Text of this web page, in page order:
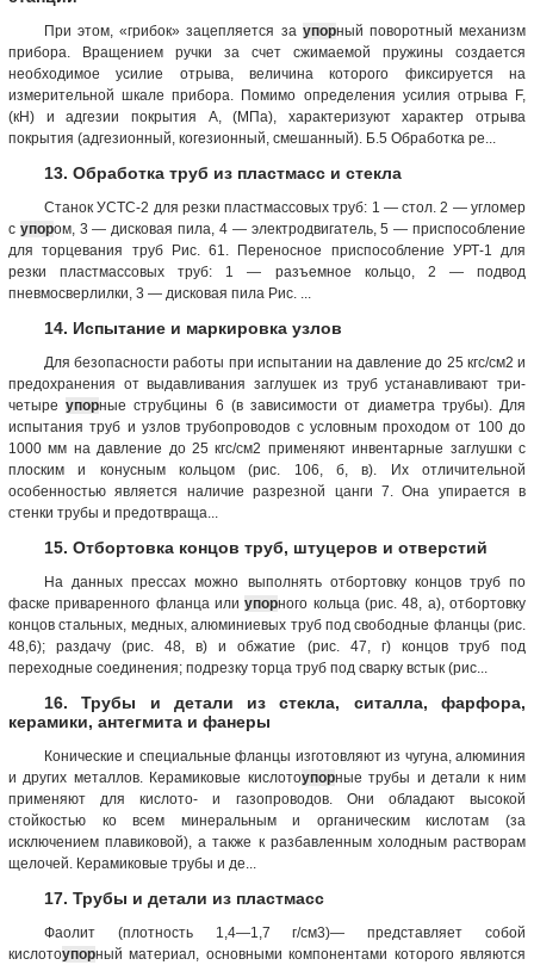
При этом, «грибок» зацепляется за упорный поворотный механизм
прибора. Вращением ручки за счет сжимаемой пружины создается
необходимое усилие отрыва, величина которого фиксируется на
измерительной шкале прибора. Помимо определения усилия отрыва F,
(кН) и адгезии покрытия А, (МПа), характеризуют характер отрыва
покрытия (адгезионный, когезионный, смешанный). Б.5 Обработка ре...
13. Обработка труб из пластмасс и стекла
Станок УСТС-2 для резки пластмассовых труб: 1 — стол. 2 — угломер
с упором, 3 — дисковая пила, 4 — электродвигатель, 5 — приспособление
для торцевания труб Рис. 61. Переносное приспособление УРТ-1 для
резки пластмассовых труб: 1 — разъемное кольцо, 2 — подвод
пневмосверлилки, 3 — дисковая пила Рис. ...
14. Испытание и маркировка узлов
Для безопасности работы при испытании на давление до 25 кгс/см2 и
предохранения от выдавливания заглушек из труб устанавливают три-
четыреупорные струбцины 6 (в зависимости от диаметра трубы). Для
испытания труб и узлов трубопроводов с условным проходом от 100 до
1000 мм на давление до 25 кгс/см2 применяют инвентарные заглушки с
плоским и конусным кольцом (рис. 106, б, в). Их отличительной
особенностью является наличие разрезной цанги 7. Она упирается в
стенки трубы и предотвраща...
15. Отбортовка концов труб, штуцеров и отверстий
На данных прессах можно выполнять отбортовку концов труб по
фаске приваренного фланца илиупорного кольца (рис. 48, а), отбортовку
концов стальных, медных, алюминиевых труб под свободные фланцы (рис.
48,6); раздачу (рис. 48, в) и обжатие (рис. 47, г) концов труб под
переходные соединения; подрезку торца труб под сварку встык (рис...
16. Трубы и детали из стекла, ситалла, фарфора,
керамики, антегмита и фанеры
Конические и специальные фланцы изготовляют из чугуна, алюминия
и других металлов. Керамиковые кислотоупорные трубы и детали к ним
применяют для кислото- и газопроводов. Они обладают высокой
стойкостью ко всем минеральным и органическим кислотам (за
исключением плавиковой), а также к разбавленным холодным растворам
щелочей. Керамиковые трубы и де...
17. Трубы и детали из пластмасс
Фаолит (плотность 1,4—1,7 г/см3)— представляет собой
кислотоупорный материал, основными компонентами которого являются